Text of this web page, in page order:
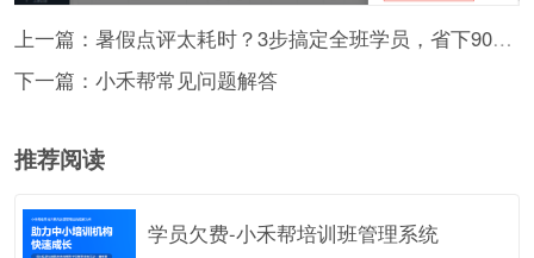
上一篇：暑假点评太耗时？3步搞定全班学员，省下90%时间！
下一篇：小禾帮常见问题解答
推荐阅读
学员欠费-小禾帮培训班管理系统